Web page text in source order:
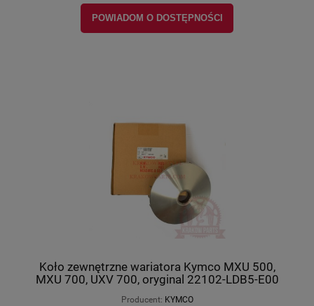
POWIADOM O DOSTĘPNOŚCI
Koło zewnętrzne wariatora Kymco MXU 500,
MXU 700, UXV 700, oryginal 22102-LDB5-E00
Producent: KYMCO